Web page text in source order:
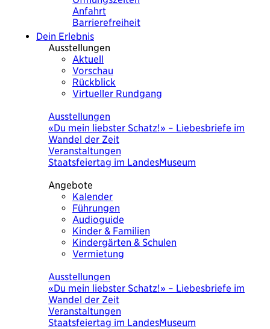
Anfahrt
Barrierefreiheit
Dein Erlebnis
Ausstellungen
Aktuell
Vorschau
Rückblick
Virtueller Rundgang
Ausstellungen
«Du mein liebster Schatz!» – Liebesbriefe im
Wandel der Zeit
Veranstaltungen
Staatsfeiertag im LandesMuseum
Angebote
Kalender
Führungen
Audioguide
Kinder & Familien
Kindergärten & Schulen
Vermietung
Ausstellungen
«Du mein liebster Schatz!» – Liebesbriefe im
Wandel der Zeit
Veranstaltungen
Staatsfeiertag im LandesMuseum